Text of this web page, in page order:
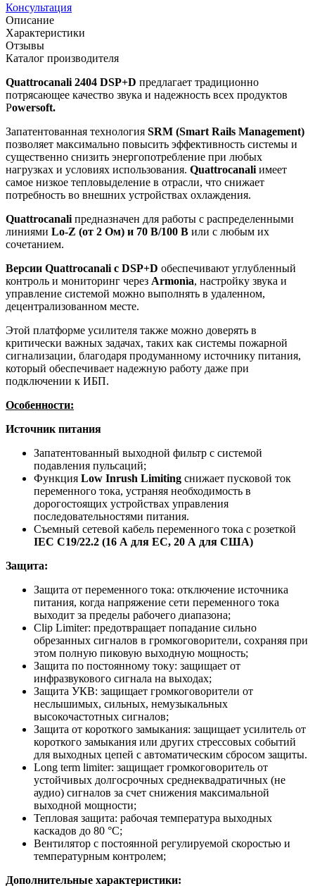
Консультация
Описание
Характеристики
Отзывы
Каталог производителя
Quattrocanali 2404 DSP+D предлагает традиционно
потрясающее качество звука и надежность всех продуктов
Powersoft.
Запатентованная технология SRM (Smart Rails Management)
позволяет максимально повысить эффективность системы и
существенно снизить энергопотребление при любых
нагрузках и условиях использования. Quattrocanali имеет
самое низкое тепловыделение в отрасли, что снижает
потребность во внешних устройствах охлаждения.
Quattrocanali предназначен для работы с распределенными
линиями Lo-Z (от 2 Ом) и 70 В/100 В или с любым их
сочетанием.
Версии Quattrocanali с DSP+D обеспечивают углубленный
контроль и мониторинг через Armonìa, настройку звука и
управление системой можно выполнять в удаленном,
децентрализованном месте.
Этой платформе усилителя также можно доверять в
критически важных задачах, таких как системы пожарной
сигнализации, благодаря продуманному источнику питания,
который обеспечивает надежную работу даже при
подключении к ИБП.
Особенности:
Источник питания
Запатентованный выходной фильтр с системой
подавления пульсаций;
Функция Low Inrush Limiting снижает пусковой ток
переменного тока, устраняя необходимость в
дорогостоящих устройствах управления
последовательностями питания.
Съемный сетевой кабель переменного тока с розеткой
IEC C19/22.2 (16 А для ЕС, 20 А для США)
Защита:
Защита от переменного тока: отключение источника
питания, когда напряжение сети переменного тока
выходит за пределы рабочего диапазона;
Clip Limiter: предотвращает попадание сильно
обрезанных сигналов в громкоговорители, сохраняя при
этом полную пиковую выходную мощность;
Защита по постоянному току: защищает от
инфразвукового сигнала на выходах;
Защита УКВ: защищает громкоговорители от
неслышимых, сильных, немузыкальных
высокочастотных сигналов;
Защита от короткого замыкания: защищает усилитель от
короткого замыкания или других стрессовых событий
для выходных цепей с автоматическим сбросом защиты.
Long term limiter: защищает громкоговоритель от
устойчивых долгосрочных среднеквадратичных (не
аудио) сигналов за счет снижения максимальной
выходной мощности;
Тепловая защита: рабочая температура выходных
каскадов до 80 °C;
Вентилятор с постоянной регулируемой скоростью и
температурным контролем;
Дополнительные характеристики: